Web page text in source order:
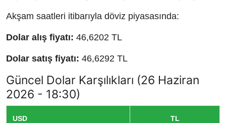
Akşam saatleri itibarıyla döviz piyasasında:
Dolar alış fiyatı: 46,6202 TL
Dolar satış fiyatı: 46,6292 TL
Güncel Dolar Karşılıkları (26 Haziran
2026 - 18:30)
USD TL